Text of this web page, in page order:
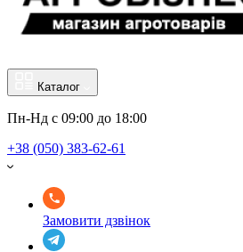
Каталог
Пн-Нд с 09:00 до 18:00
+38 (050) 383-62-61
Замовити дзвінок